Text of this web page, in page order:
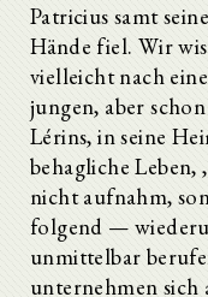
Patricius samt
Hände fiel. Wir
vielleicht nach
jungen, aber
Lérins, in seine
behagliche
nicht aufnahm,
folgend —
unmittelbar
unternehmen sich